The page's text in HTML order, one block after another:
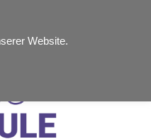
73575
Website.